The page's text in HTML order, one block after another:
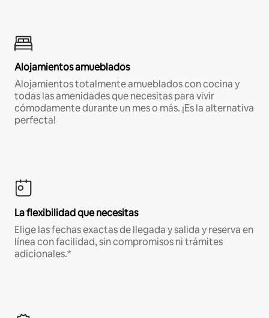
Alojamientos amueblados
Alojamientos totalmente amueblados con cocina y
todas las amenidades que necesitas para vivir
cómodamente durante un mes o más. ¡Es la alternativa
perfecta!
La flexibilidad que necesitas
Elige las fechas exactas de llegada y salida y reserva en
línea con facilidad, sin compromisos ni trámites
adicionales.*